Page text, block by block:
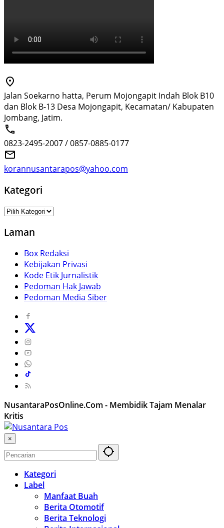
Jalan Soekarno hatta, Perum Mojongapit Indah Blok B10
dan Blok B-13 Desa Mojongapit, Kecamatan/ Kabupaten
Jombang, Jatim.
0823-2495-2007 / 0857-0885-0177
korannusantarapos@yahoo.com
Kategori
Kategori
Laman
Box Redaksi
Kebijakan Privasi
Kode Etik Jurnalistik
Pedoman Hak Jawab
Pedoman Media Siber
NusantaraPosOnline.Com - Membidik Tajam Menalar
Kritis
×
Kategori
Label
Manfaat Buah
Berita Otomotif
Berita Teknologi